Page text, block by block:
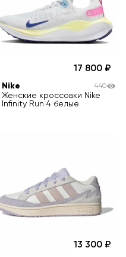
17 800
Nike
Женские кроссовки Nike
Infinity Run 4 белые
440
13 300